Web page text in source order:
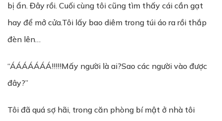
bị ẩn. Đây rồi. Cuối cùng tôi cũng tìm thấy cái cần gạt
hay để mở cửa.Tôi lấy bao diêm trong túi áo ra rồi thắp
đèn lên…
“ÁÁÁÁÁÁÁ!!!!!Mấy người là ai?Sao các người vào được
đây?”
Tôi đã quá sợ hãi, trong căn phòng bí mật ở nhà tôi